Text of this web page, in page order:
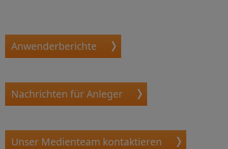
Anwenderberichte
Nachrichten für Anleger
Unser Medienteam kontaktieren